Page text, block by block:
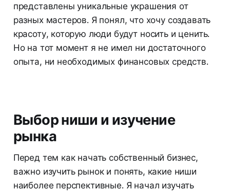
представлены уникальные украшения от
разных мастеров. Я понял, что хочу создавать
красоту, которую люди будут носить и ценить.
Но на тот момент я не имел ни достаточного
опыта, ни необходимых финансовых средств.
Выбор ниши и изучение
рынка
Перед тем как начать собственный бизнес,
важно изучить рынок и понять, какие ниши
наиболее перспективные. Я начал изучать